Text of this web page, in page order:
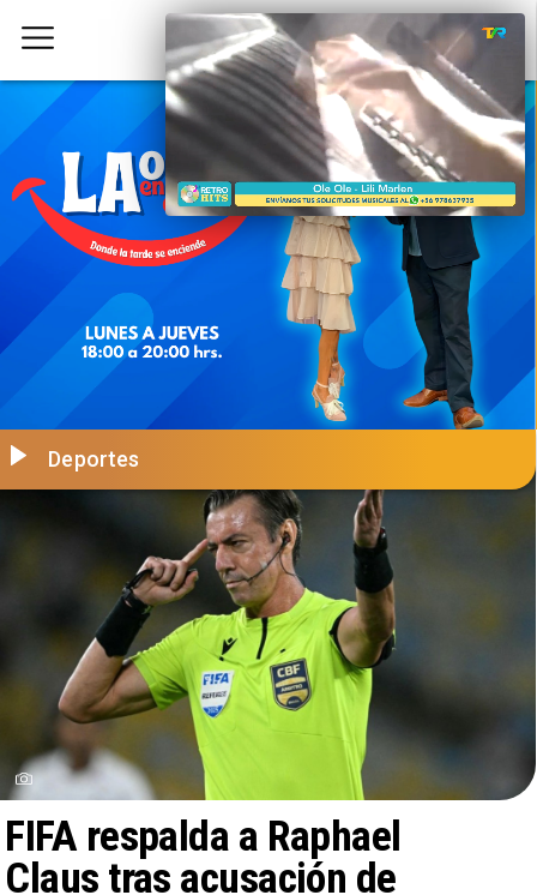
FIFA respalda a Raphael
Claus tras acusación de
Deportes